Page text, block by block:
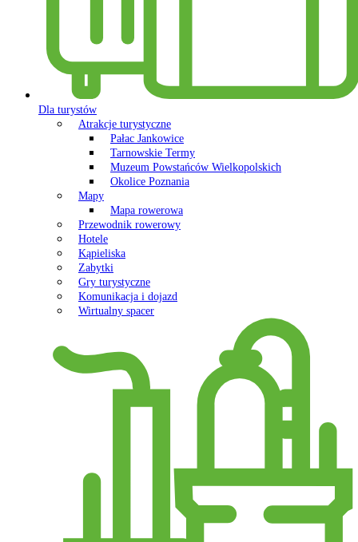
Dla turystów
Atrakcje turystyczne
Pałac Jankowice
Tarnowskie Termy
Muzeum Powstańców Wielkopolskich
Okolice Poznania
Mapy
Mapa rowerowa
Przewodnik rowerowy
Hotele
Kąpieliska
Zabytki
Gry turystyczne
Komunikacja i dojazd
Wirtualny spacer